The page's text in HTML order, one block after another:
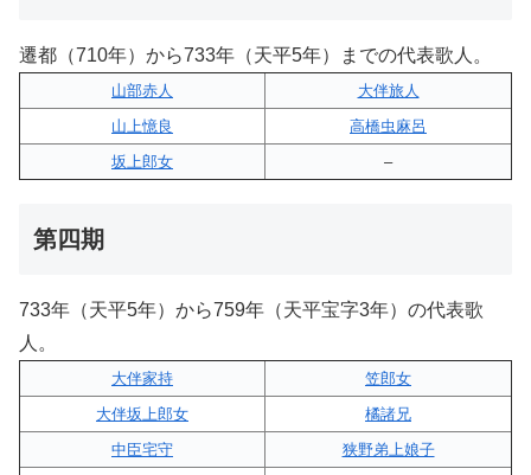
遷都（710年）から733年（天平5年）までの代表歌人。
山部赤人
大伴旅人
山上憶良
高橋虫麻呂
坂上郎女
–
第四期
733年（天平5年）から759年（天平宝字3年）の代表歌
人。
大伴家持
笠郎女
大伴坂上郎女
橘諸兄
中臣宅守
狭野弟上娘子